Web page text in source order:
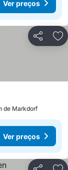
Ver preços
Partilhar
de Markdorf
Ver preços